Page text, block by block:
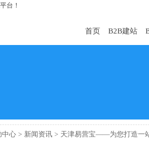
台！
首页 B2B建站
中心 > 新闻资讯 > 天津易营宝——为您打造一